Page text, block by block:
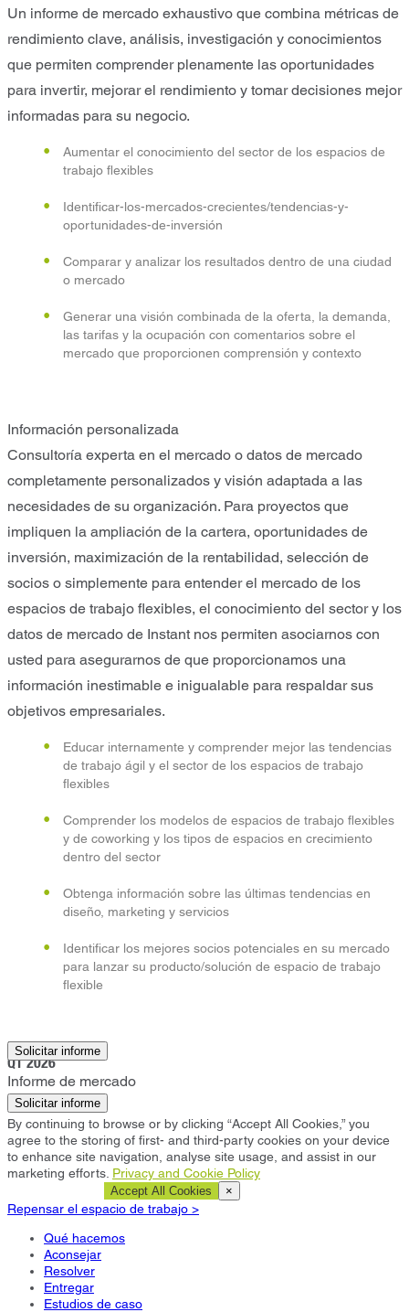
Un informe de mercado exhaustivo que combina métricas de
rendimiento clave, análisis, investigación y conocimientos
que permiten comprender plenamente las oportunidades
para invertir, mejorar el rendimiento y tomar decisiones mejor
informadas para su negocio.
Aumentar el conocimiento del sector de los espacios de
trabajo flexibles
Identificar-los-mercados-crecientes/tendencias-y-
oportunidades-de-inversión
Comparar y analizar los resultados dentro de una ciudad
o mercado
Generar una visión combinada de la oferta, la demanda,
las tarifas y la ocupación con comentarios sobre el
mercado que proporcionen comprensión y contexto
Información personalizada
Consultoría experta en el mercado o datos de mercado
completamente personalizados y visión adaptada a las
necesidades de su organización. Para proyectos que
impliquen la ampliación de la cartera, oportunidades de
inversión, maximización de la rentabilidad, selección de
socios o simplemente para entender el mercado de los
espacios de trabajo flexibles, el conocimiento del sector y los
datos de mercado de Instant nos permiten asociarnos con
usted para asegurarnos de que proporcionamos una
información inestimable e inigualable para respaldar sus
objetivos empresariales.
Educar internamente y comprender mejor las tendencias
de trabajo ágil y el sector de los espacios de trabajo
flexibles
Comprender los modelos de espacios de trabajo flexibles
y de coworking y los tipos de espacios en crecimiento
dentro del sector
Obtenga información sobre las últimas tendencias en
diseño, marketing y servicios
Identificar los mejores socios potenciales en su mercado
para lanzar su producto/solución de espacio de trabajo
flexible
Solicitar informe
Berlín
Q1 2026
Informe de mercado
Solicitar informe
By continuing to browse or by clicking “Accept All Cookies,” you
agree to the storing of first- and third-party cookies on your device
to enhance site navigation, analyse site usage, and assist in our
marketing efforts. Privacy and Cookie Policy
Accept All Cookies ×
Repensar el espacio de trabajo >
Qué hacemos
Aconsejar
Resolver
Entregar
Estudios de caso